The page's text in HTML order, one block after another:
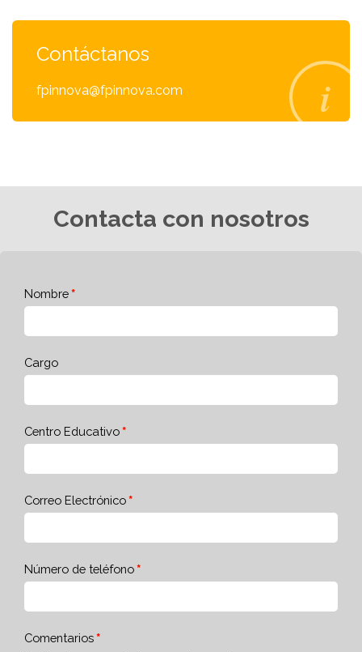
Contáctanos
fpinnova@fpinnova.com
Contacta con nosotros
Nombre
Cargo
Centro Educativo
Correo Electrónico
Número de teléfono
Comentarios